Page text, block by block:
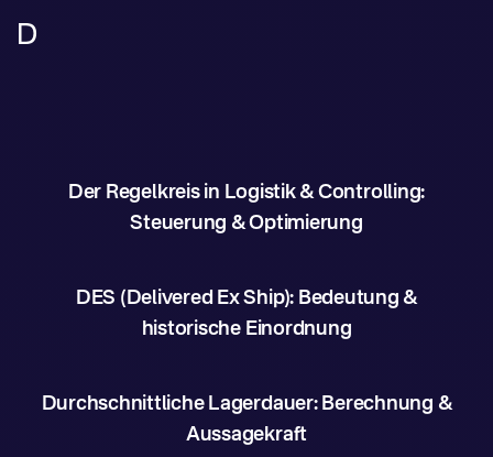
D
Der Regelkreis in Logistik & Controlling:
Steuerung & Optimierung
DES (Delivered Ex Ship): Bedeutung &
historische Einordnung
Durchschnittliche Lagerdauer: Berechnung &
Aussagekraft